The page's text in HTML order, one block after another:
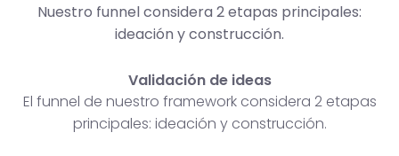
Nuestro funnel considera 2 etapas principales:
ideación y construcción.
Validación de ideas
El funnel de nuestro framework considera 2 etapas
principales: ideación y construcción.